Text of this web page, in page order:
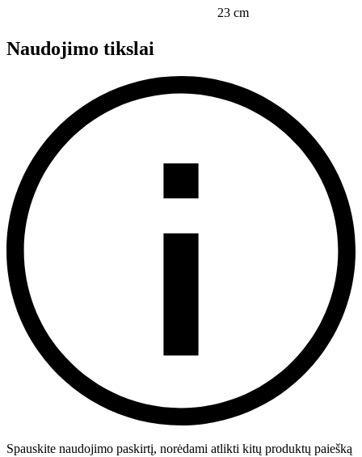
23 cm
Naudojimo tikslai
Spauskite naudojimo paskirtį, norėdami atlikti kitų produktų paiešką